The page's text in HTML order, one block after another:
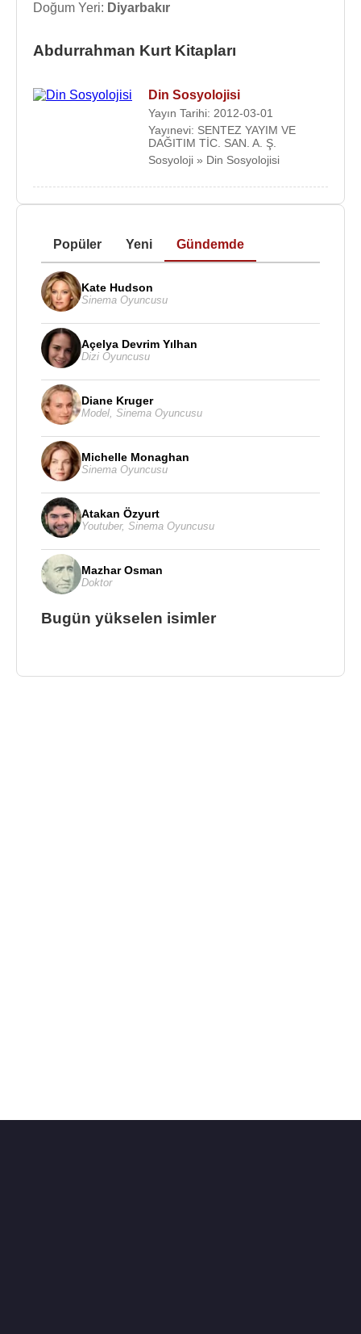
Doğum Yeri: Diyarbakır
Abdurrahman Kurt Kitapları
Din Sosyolojisi
Yayın Tarihi: 2012-03-01
Yayınevi: SENTEZ YAYIM VE
DAĞITIM TİC. SAN. A. Ş.
Sosyoloji » Din Sosyolojisi
Popüler Yeni Gündemde
Kate Hudson
Sinema Oyuncusu
Açelya Devrim Yılhan
Dizi Oyuncusu
Diane Kruger
Model Sinema Oyuncusu
Michelle Monaghan
Sinema Oyuncusu
Atakan Özyurt
Youtuber, Sinema Oyuncusu
Mazhar Osman
Doktor
Bugün yükselen isimler